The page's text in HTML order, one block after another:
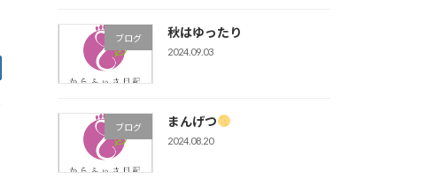
ブログ 秋はゆったり
2024.09.03
ブログ まんげつ
2024.08.20